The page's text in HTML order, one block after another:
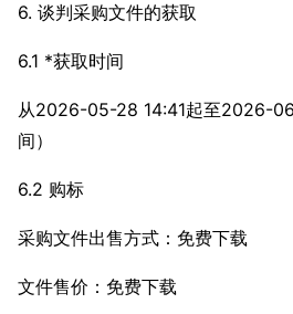
6. 谈判采购文件的获取
6.1 *获取时间
从2026-05-28 14:41起至2026-
间）
6.2 购标
采购文件出售方式：免费下载
文件售价：免费下载